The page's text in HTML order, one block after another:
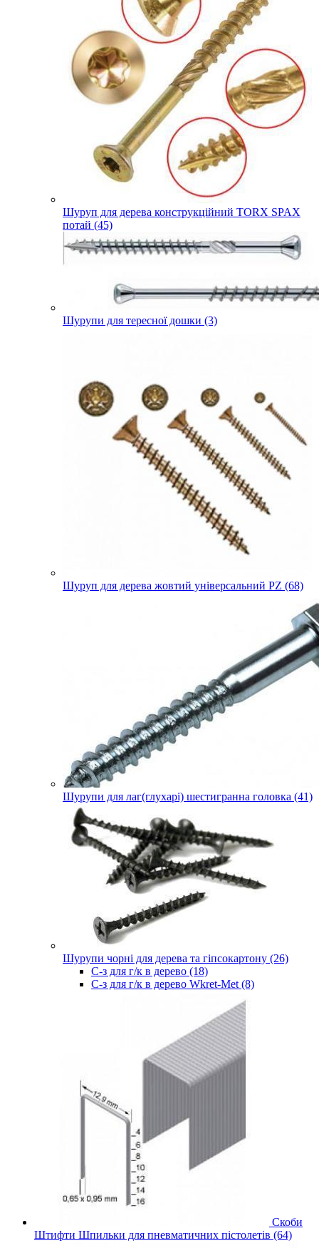
Шуруп для дерева конструкційний TORX SPAX
потай (45)
Шурупи для тересної дошки (3)
Шуруп для дерева жовтий універсальний PZ (68)
Шурупи для лаг(глухарі) шестигранна головка (41)
Шурупи чорні для дерева та гіпсокартону (26)
С-з для г/к в дерево (18)
С-з для г/к в дерево Wkret-Met (8)
Скоби
Штифти Шпильки для пневматичних пістолетів (64)